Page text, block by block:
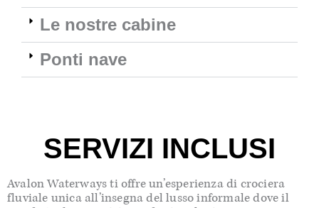
Le nostre cabine
Ponti nave
SERVIZI INCLUSI
Avalon Waterways ti offre un’esperienza di crociera
fluviale unica all’insegna del lusso informale dove il